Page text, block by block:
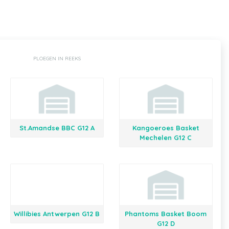
PLOEGEN IN REEKS
St.Amandse BBC G12 A
Kangoeroes Basket
Mechelen G12 C
Willibies Antwerpen G12 B
Phantoms Basket Boom
G12 D